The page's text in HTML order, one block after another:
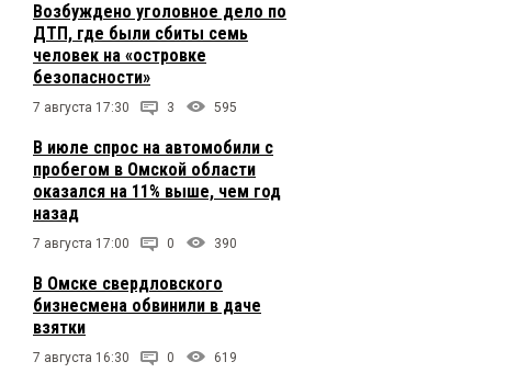
Возбуждено уголовное дело по
ДТП, где были сбиты семь
человек на «островке
безопасности»
7 августа 17:30 3 595
В июле спрос на автомобили с
пробегом в Омской области
оказался на 11% выше, чем год
назад
7 августа 17:00 0 390
В Омске свердловского
бизнесмена обвинили в даче
взятки
7 августа 16:30 0 619